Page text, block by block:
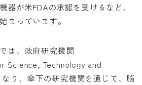
器が米FDAの承認を受けるなど、
まっています。
は、政府研究機関
Science, Technology and
り、傘下の研究機関を通じて、脳